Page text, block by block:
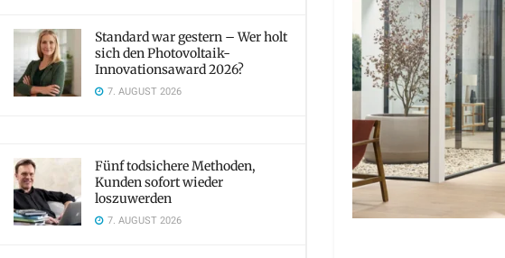
Standard war gestern – Wer holt
sich den Photovoltaik-
Innovationsaward 2026?
7. AUGUST 2026
Fünf todsichere Methoden,
Kunden sofort wieder
loszuwerden
7. AUGUST 2026